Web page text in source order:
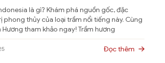
là gì? Khám phá nguồn gốc, đặc
phong thủy của loại trầm nổi tiếng này. Cùng
Hương tham khảo ngay! Trầm hương
còn gọi là trầm Indo, là một trong những loại
yêu thích nhất trên thế giới nhờ […]
Đọc thêm